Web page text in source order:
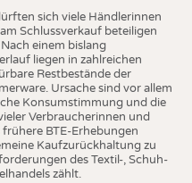
sich viele Händlerinnen
Schlussverkauf beteiligen
einem bislang
liegen in zahlreichen
Restbestände der
Ursache sind vor allem
Konsumstimmung und die
Verbraucherinnen und
BTE-Erhebungen
Kaufzurückhaltung zu
des Textil-, Schuh-
zählt.